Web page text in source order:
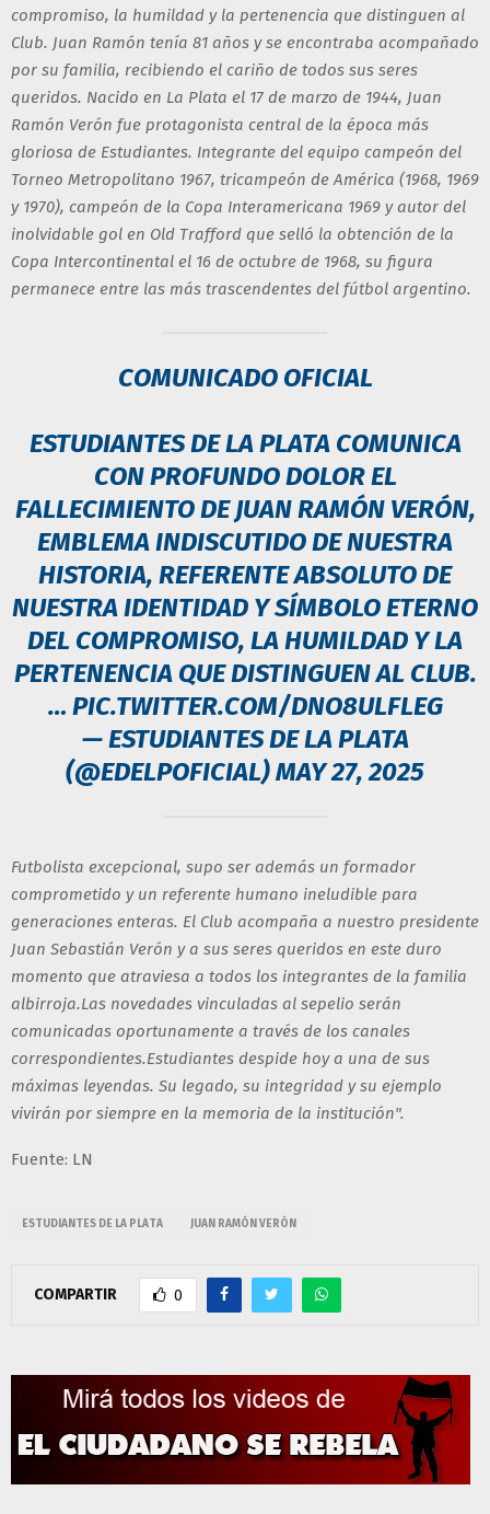
compromiso, la humildad y la pertenencia que distinguen al
Club. Juan Ramón tenía 81 años y se encontraba acompañado
por su familia, recibiendo el cariño de todos sus seres
queridos. Nacido en La Plata el 17 de marzo de 1944, Juan
Ramón Verón fue protagonista central de la época más
gloriosa de Estudiantes. Integrante del equipo campeón del
Torneo Metropolitano 1967, tricampeón de América (1968, 1969
y 1970), campeón de la Copa Interamericana 1969 y autor del
inolvidable gol en Old Trafford que selló la obtención de la
Copa Intercontinental el 16 de octubre de 1968, su figura
permanece entre las más trascendentes del fútbol argentino.
COMUNICADO OFICIAL
ESTUDIANTES DE LA PLATA COMUNICA
CON PROFUNDO DOLOR EL
FALLECIMIENTO DE JUAN RAMÓN VERÓN,
EMBLEMA INDISCUTIDO DE NUESTRA
HISTORIA, REFERENTE ABSOLUTO DE
NUESTRA IDENTIDAD Y SÍMBOLO ETERNO
DEL COMPROMISO, LA HUMILDAD Y LA
PERTENENCIA QUE DISTINGUEN AL CLUB.
… PIC.TWITTER.COM/DNO8ULFLEG
— ESTUDIANTES DE LA PLATA
(@EDELPOFICIAL)MAY 27, 2025
Futbolista excepcional, supo ser además un formador
comprometido y un referente humano ineludible para
generaciones enteras. El Club acompaña a nuestro presidente
Juan Sebastián Verón y a sus seres queridos en este duro
momento que atraviesa a todos los integrantes de la familia
albirroja.Las novedades vinculadas al sepelio serán
comunicadas oportunamente a través de los canales
correspondientes.Estudiantes despide hoy a una de sus
máximas leyendas. Su legado, su integridad y su ejemplo
vivirán por siempre en la memoria de la institución".
Fuente: LN
ESTUDIANTES DE LA PLATA JUAN RAMÓN VERÓN
COMPARTIR 0